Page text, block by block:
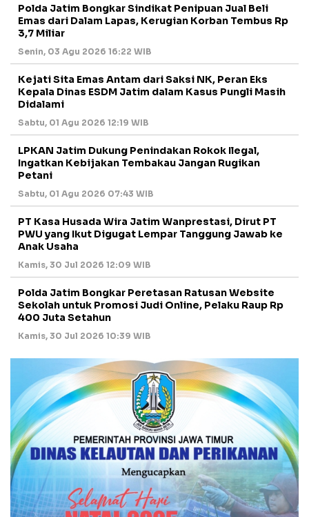
Polda Jatim Bongkar Sindikat Penipuan Jual Beli
Emas dari Dalam Lapas, Kerugian Korban Tembus Rp
3,7 Miliar
Senin, 03 Agu 2026 16:22 WIB
Kejati Sita Emas Antam dari Saksi NK, Peran Eks
Kepala Dinas ESDM Jatim dalam Kasus Pungli Masih
Didalami
Sabtu, 01 Agu 2026 12:19 WIB
LPKAN Jatim Dukung Penindakan Rokok Ilegal,
Ingatkan Kebijakan Tembakau Jangan Rugikan
Petani
Sabtu, 01 Agu 2026 07:43 WIB
PT Kasa Husada Wira Jatim Wanprestasi, Dirut PT
PWU yang Ikut Digugat Lempar Tanggung Jawab ke
Anak Usaha
Kamis, 30 Jul 2026 12:09 WIB
Polda Jatim Bongkar Peretasan Ratusan Website
Sekolah untuk Promosi Judi Online, Pelaku Raup Rp
400 Juta Setahun
Kamis, 30 Jul 2026 10:39 WIB